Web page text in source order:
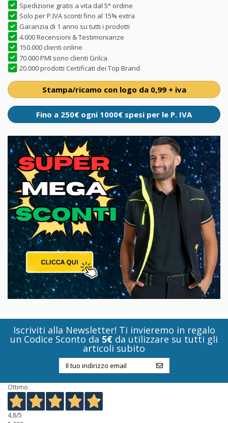
Spedizione gratis a vita dal 5° ordine
Solo per P.IVA sconti fino al 15% extra
Garanzia di 1 anno su tutti i prodotti
4.000 Recensioni & Testimonianze
150.000 clienti online
70.000 PMI sono clienti Grilca
20.000 prodotti Certificati dei Top Brand
Stampa/ricamo con logo da 0,99 + iva
Fino a 250€ ogni 1000€ spesi per le P. IVA
Iscriviti alla Newsletter! Ti invieremo in regalo
un Codice Sconto da 5€ da utilizzare su tutti gli
articoli subito
Ottimo
4,8/5